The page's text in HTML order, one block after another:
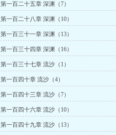
第一百二十五章 深渊（7）
第一百二十八章 深渊（10）
第一百三十一章 深渊（13）
第一百三十四章 深渊（16）
第一百三十七章 流沙（1）
第一百四十章 流沙（4）
第一百四十三章 流沙（7）
第一百四十六章 流沙（10）
第一百四十九章 流沙（13）